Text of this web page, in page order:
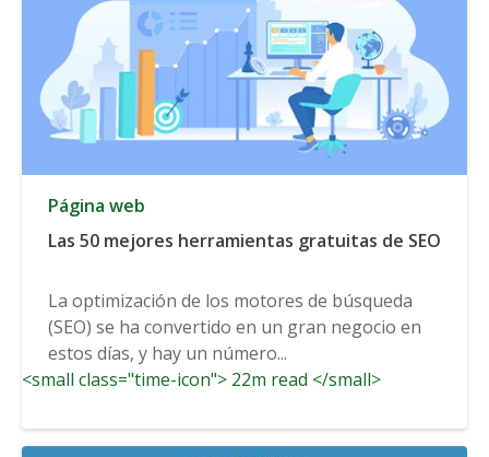
Página web
Las 50 mejores herramientas gratuitas de SEO
La optimización de los motores de búsqueda
(SEO) se ha convertido en un gran negocio en
estos días, y hay un número...
<small class="time-icon"> 22m read </small>